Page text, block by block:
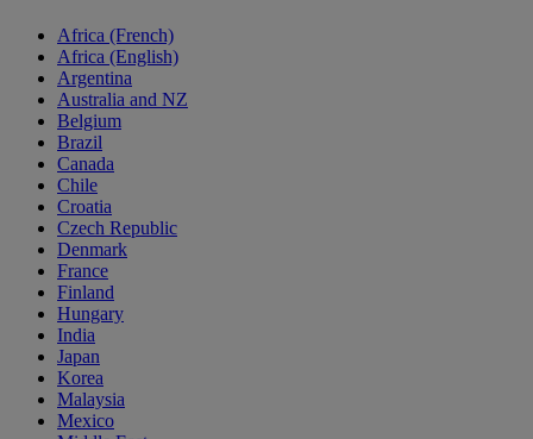
Africa (French)
Africa (English)
Argentina
Australia and NZ
Belgium
Brazil
Canada
Chile
Croatia
Czech Republic
Denmark
France
Finland
Hungary
India
Japan
Korea
Malaysia
Mexico